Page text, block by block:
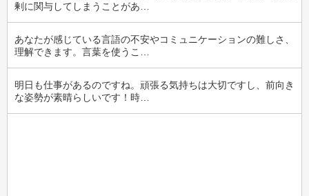
剰に関与してしまうことがあ…
あなたが感じている言語の不安やコミュニケーションの難しさ、
理解できます。言葉を使うこ…
明日も仕事があるのですね。頑張る気持ちは大切ですし、前向き
な姿勢が素晴らしいです！時…